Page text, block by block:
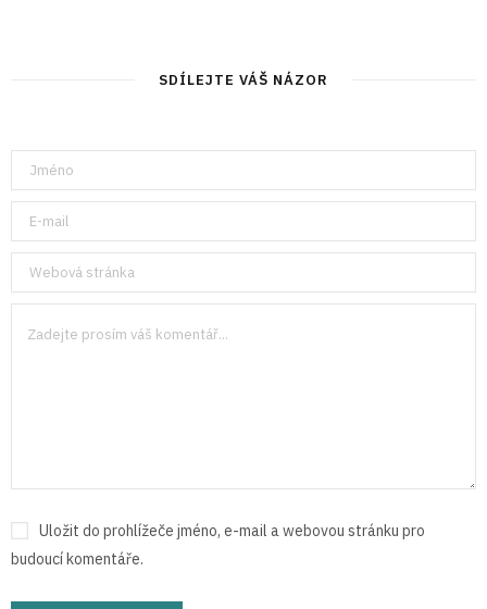
SDÍLEJTE VÁŠ NÁZOR
Uložit do prohlížeče jméno, e-mail a webovou stránku pro
budoucí komentáře.